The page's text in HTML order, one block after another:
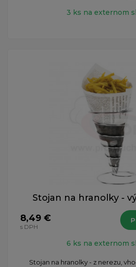
3 ks na externom
Stojan na hranolky -
8,49 €
s DPH
6 ks na externom
Stojan na hranolky - z nerezu,